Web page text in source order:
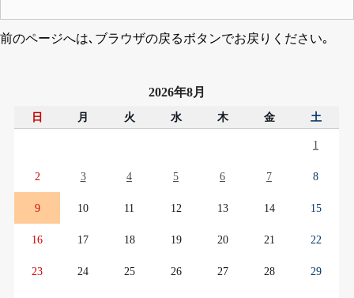
前のページへは､ブラウザの戻るボタンでお戻りください｡
2026年8月
日 月 火 水 木 金 土
1
2 3 4 5 6 7 8
9 10 11 12 13 14 15
16 17 18 19 20 21 22
23 24 25 26 27 28 29